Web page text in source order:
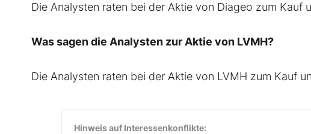
Die Analysten raten bei der Aktie von Diageo zum Kauf
Was sagen die Analysten zur Aktie von LVMH?
Die Analysten raten bei der Aktie von LVMH zum Kauf
Hinweis auf Interessenkonflikte: